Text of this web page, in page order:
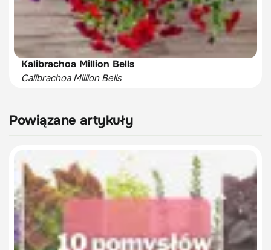
Kalibrachoa Million Bells
Calibrachoa Million Bells
Powiązane artykuły